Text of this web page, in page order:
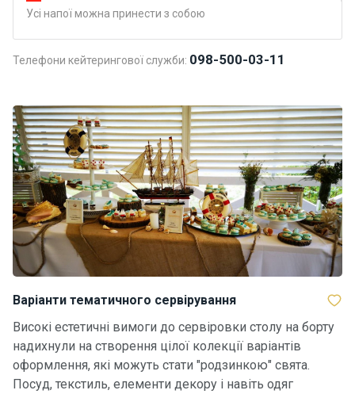
Усі напої можна принести з собою
Телефони кейтерингової служби: 098-500-03-11
Варіанти тематичного сервірування
Високі естетичні вимоги до сервіровки столу на борту
надихнули на створення цілої колекції варіантів
оформлення, які можуть стати "родзинкою" свята.
Посуд, текстиль, елементи декору і навіть одяг
нку
Подару
кати
Розваг
и
Річкові
прогул
янки
Відгуки
Контакт
и